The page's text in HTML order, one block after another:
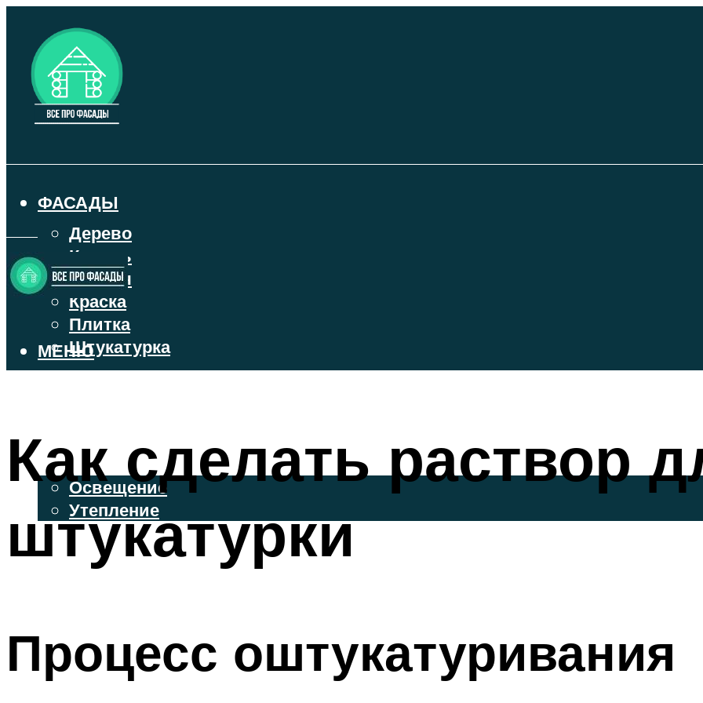
ФАСАДЫ
Дерево
Камень
Кирпич
Краска
Плитка
Штукатурка
ВЕНТИЛИРУЕМЫЕ ФАСАДЫ
ОСВЕЩЕНИЕ И УТЕПЛЕНИЕ
Освещение
Утепление
ДЕКОР
МЕНЮ
Как сделать раствор
штукатурки
Процесс оштукатуривания